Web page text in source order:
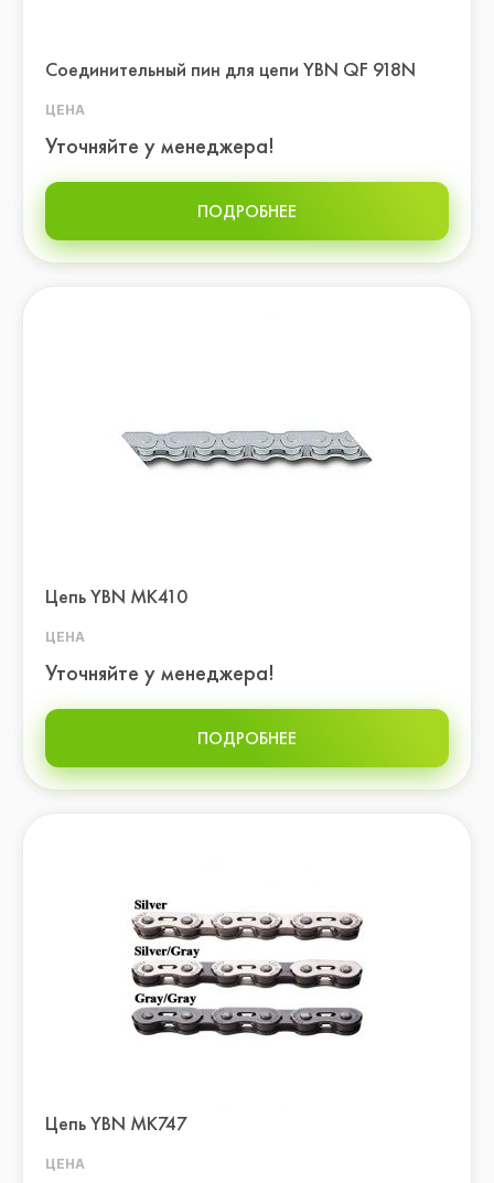
Соединительный пин для цепи YBN QF 918N
ЦЕНА
Уточняйте у менеджера!
ПОДРОБНЕЕ
Цепь YBN MK410
ЦЕНА
Уточняйте у менеджера!
ПОДРОБНЕЕ
Цепь YBN MK747
ЦЕНА